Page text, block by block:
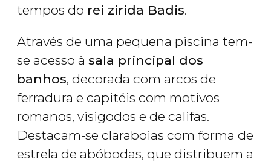
tempos do rei zirida Badis.
Através de uma pequena piscina tem-
se acesso à sala principal dos
banhos, decorada com arcos de
ferradura e capitéis com motivos
romanos, visigodos e de califas.
Destacam-se claraboias com forma de
estrela de abóbodas, que distribuem a